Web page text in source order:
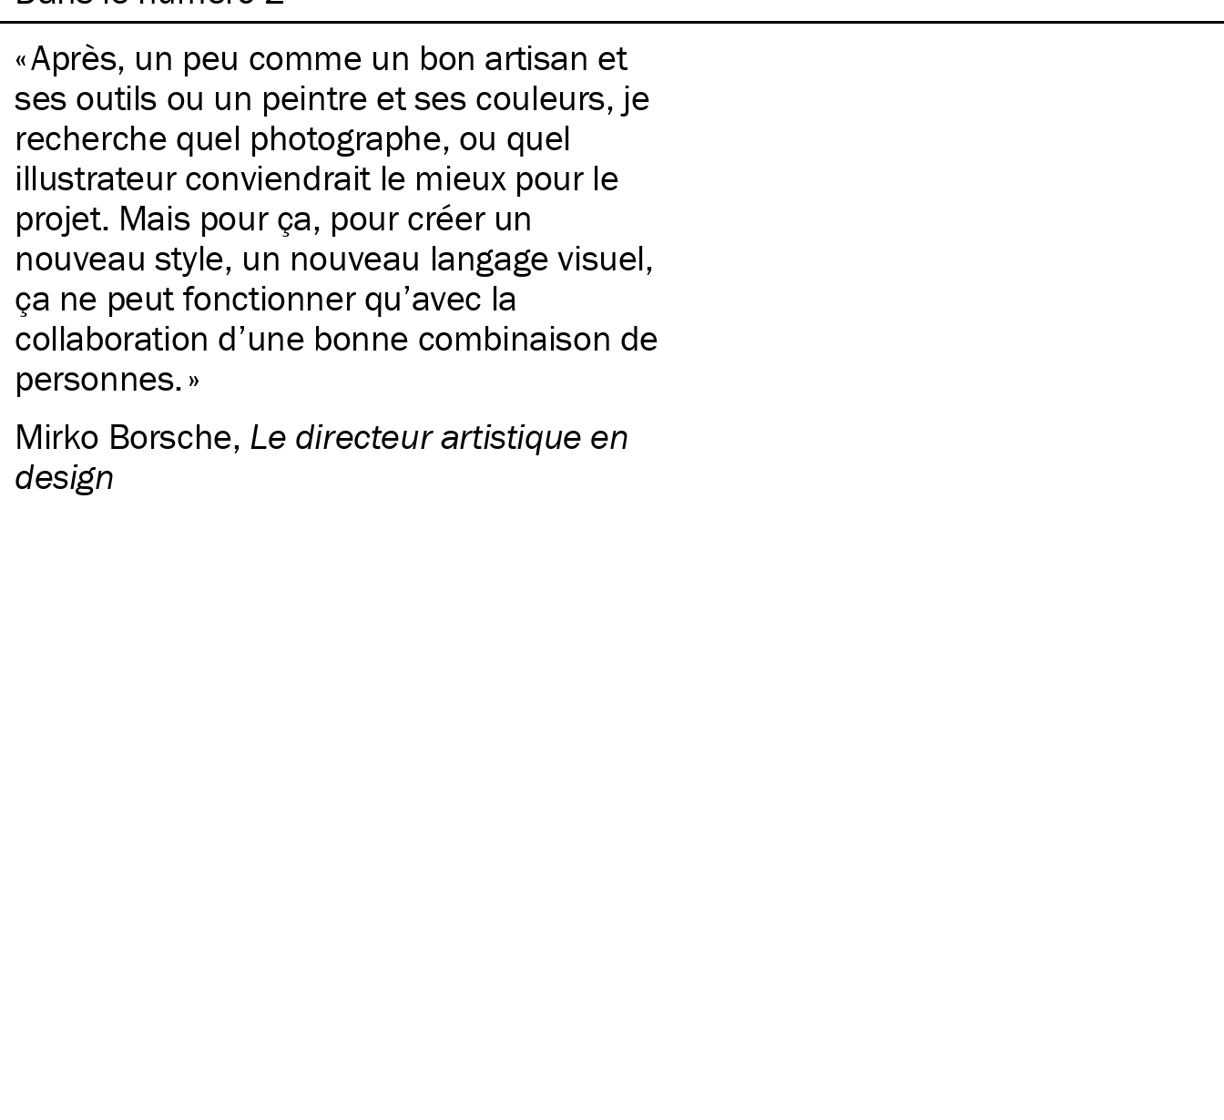
Après, un peu comme un bon artisan et
ses outils ou un peintre et ses couleurs, je
recherche quel photographe, ou quel
illustrateur conviendrait le mieux pour le
projet. Mais pour ça, pour créer un
nouveau style, un nouveau langage visuel,
ça ne peut fonctionner qu’avec la
collaboration d’une bonne combinaison de
personnes.
Mirko Borsche, Le directeur artistique en
design